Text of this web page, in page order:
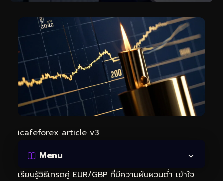
icafeforex article v3
Menu
เรียนรู้วิธีเทรดคู่ EUR/GBP ที่มีความผันผวนต่ำ เข้าใจ